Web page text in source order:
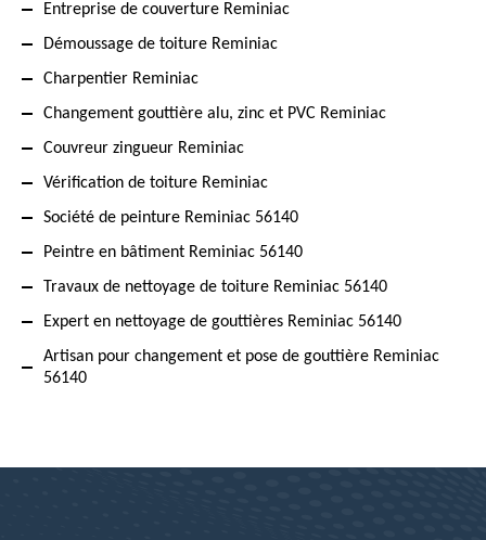
Entreprise de couverture Reminiac
Démoussage de toiture Reminiac
Charpentier Reminiac
Changement gouttière alu, zinc et PVC Reminiac
Couvreur zingueur Reminiac
Vérification de toiture Reminiac
Société de peinture Reminiac 56140
Peintre en bâtiment Reminiac 56140
Travaux de nettoyage de toiture Reminiac 56140
Expert en nettoyage de gouttières Reminiac 56140
Artisan pour changement et pose de gouttière Reminiac
56140